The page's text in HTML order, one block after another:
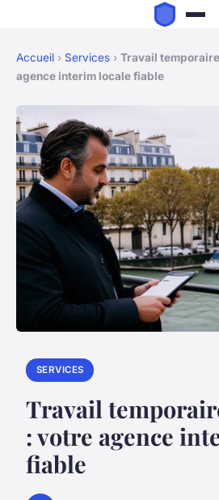
Accueil › Services › Travail
agence interim locale fiable
SERVICES
Travail
: votre agence
fiable